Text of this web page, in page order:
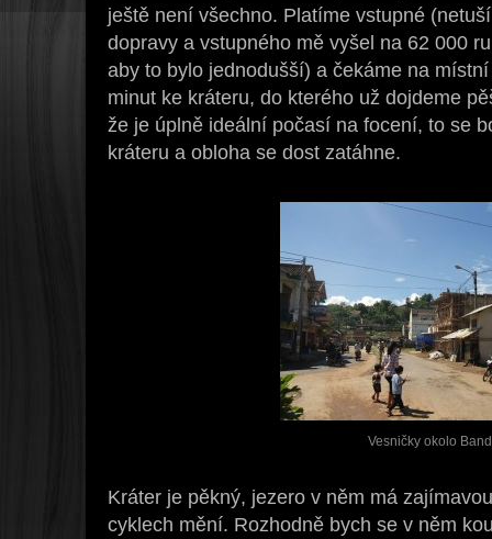
ještě není všechno. Platíme vstupné
dopravy a vstupného mě vyšel na 62 000
aby to bylo jednodušší) a čekáme na
minut ke kráteru, do kterého už dojdeme
že je úplně ideální počasí na focení, to se
kráteru a obloha se dost zatáhne.
Vesničky okolo
Kráter je pěkný, jezero v něm má
cyklech mění. Rozhodně bych se v něm